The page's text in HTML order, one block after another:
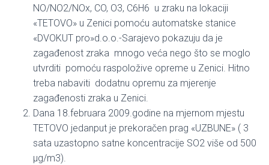
NO/NO2/NOx, CO, O3, C6H6 u zraku na lokaciji
«TETOVO» u Zenici pomoću automatske stanice
«DVOKUT pro»d.o.o.-Sarajevo pokazuju da je
zagađenost zraka mnogo veća nego što se moglo
utvrditi pomoću raspoložive opreme u Zenici. Hitno
treba nabaviti dodatnu opremu za mjerenje
zagađenosti zraka u Zenici.
Dana 18.februara 2009.godine na mjernom mjestu
TETOVO jedanput je prekoračen prag «UZBUNE» ( 3
sata uzastopno satne koncentracije SO2 više od 500
μg/m3).